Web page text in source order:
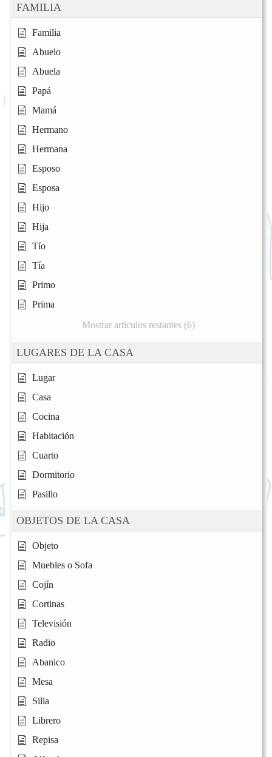
FAMILIA
Familia
Abuelo
Abuela
Papá
Mamá
Hermano
Hermana
Esposo
Esposa
Hijo
Hija
Tío
Tía
Primo
Prima
Mostrar artículos restantes (6)
LUGARES DE LA CASA
Lugar
Casa
Cocina
Habitación
Cuarto
Dormitorio
Pasillo
OBJETOS DE LA CASA
Objeto
Muebles o Sofa
Cojín
Cortinas
Televisión
Radio
Abanico
Mesa
Silla
Librero
Repisa